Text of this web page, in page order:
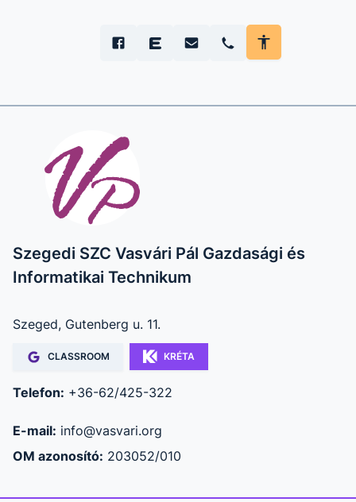
Szegedi SZC Vasvári Pál Gazdasági és
Informatikai Technikum
Szeged, Gutenberg u. 11.
CLASSROOM KRÉTA
Telefon: +36-62/425-322
E-mail: info@vasvari.org
OM azonosító: 203052/010